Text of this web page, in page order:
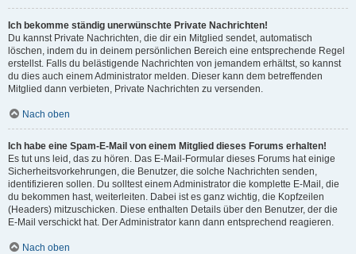
Ich bekomme ständig unerwünschte Private Nachrichten!
Du kannst Private Nachrichten, die dir ein Mitglied sendet, automatisch
löschen, indem du in deinem persönlichen Bereich eine entsprechende Regel
erstellst. Falls du belästigende Nachrichten von jemandem erhältst, so kannst
du dies auch einem Administrator melden. Dieser kann dem betreffenden
Mitglied dann verbieten, Private Nachrichten zu versenden.
Nach oben
Ich habe eine Spam-E-Mail von einem Mitglied dieses Forums erhalten!
Es tut uns leid, das zu hören. Das E-Mail-Formular dieses Forums hat einige
Sicherheitsvorkehrungen, die Benutzer, die solche Nachrichten senden,
identifizieren sollen. Du solltest einem Administrator die komplette E-Mail, die
du bekommen hast, weiterleiten. Dabei ist es ganz wichtig, die Kopfzeilen
(Headers) mitzuschicken. Diese enthalten Details über den Benutzer, der die
E-Mail verschickt hat. Der Administrator kann dann entsprechend reagieren.
Nach oben